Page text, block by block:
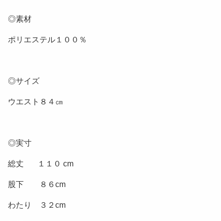
◎素材
ポリエステル１００％
◎サイズ
ウエスト８４㎝
◎実寸
総丈 １１０ cm
股下 ８６cm
わたり ３２cm